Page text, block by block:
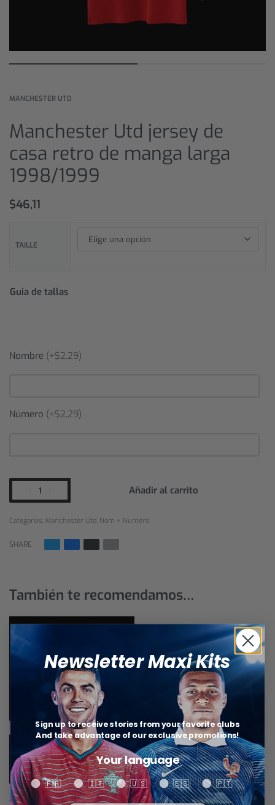
MANCHESTER UTD
Manchester Utd jersey de
casa retro de manga larga
1998/1999
$46,11
TAILLE
Guia de tallas
Nombre (+$2,29)
Número (+$2,29)
Añadir al carrito
Categorías: Manchester Utd Nom + Numéro
SHARE
También te recomendamos…
Manchester Utd jersey visitante
Newsletter Maxi Kits
Sign up to receive stories from your favorite clubs
And take advantage of our exclusive promotions!
Your language
Your language
🇫🇷 🇮🇹 🇺🇸 🇪🇸 🇵🇹